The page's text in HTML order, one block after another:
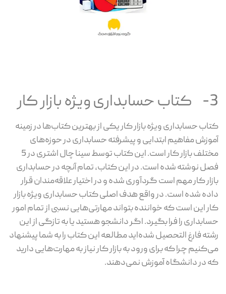
3- کتاب حسابداری ویژه بازار کار
کتاب حسابداری ویژه بازار کار یکی از بهترین کتاب‌ها در زمینه
آموزش مفاهیم ابتدایی و پیشرفته حسابداری در حوزه‌های
مختلف بازار کار است. این کتاب توسط سینا چال اشتری در 5
فصل نوشته شده است. در این کتاب، تمام آنچه در حسابداری
بازار کار مهم است گردآوری شده و در اختیار علاقه‌مندان قرار
داده شده است. در واقع هدف اصلی کتاب حسابداری ویژه بازار
کار این است که خواننده بتواند مهارتی‌هایی نسبی از تمام امور
حسابداری را فرا بگیرد. اگر دانشجو هستید یا به تازگی از این
رشته فارغ التحصیل شده‌اید مطالعه این کتاب را به شما پیشنهاد
می‌کنیم چرا که برای ورود به بازار کار نیاز به مهارت‌هایی دارید
که در دانشگاه آموزش نمی‌دهند.